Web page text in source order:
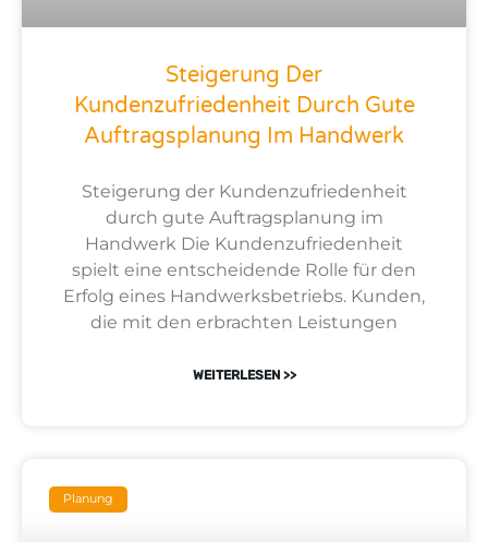
Steigerung Der
Kundenzufriedenheit Durch Gute
Auftragsplanung Im Handwerk
Steigerung der Kundenzufriedenheit
durch gute Auftragsplanung im
Handwerk Die Kundenzufriedenheit
spielt eine entscheidende Rolle für den
Erfolg eines Handwerksbetriebs. Kunden,
die mit den erbrachten Leistungen
WEITERLESEN >>
Planung